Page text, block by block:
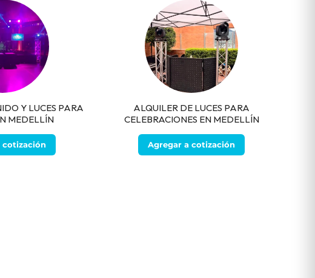
Y LUCES PARA
MEDELLÍN
cotización
ALQUILER DE LUCES PARA
CELEBRACIONES EN MEDELLÍN
Agregar a cotización